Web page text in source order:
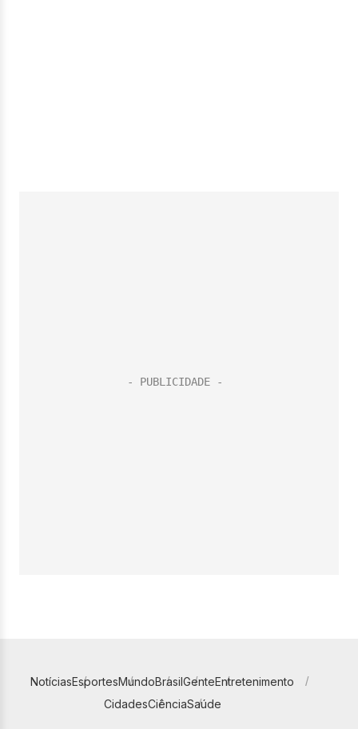
NotíciasEsportesMundoBrasilGenteEntretenimento
CidadesCiênciaSaúde